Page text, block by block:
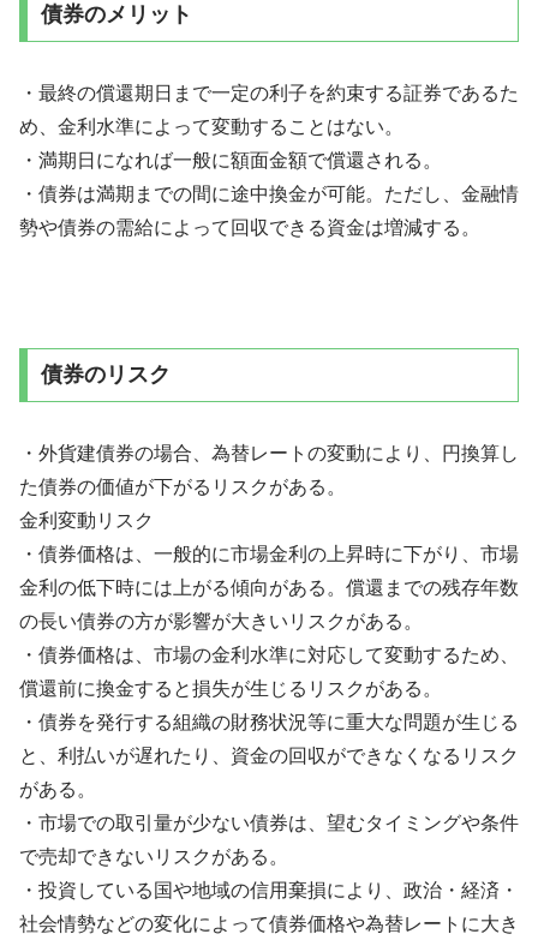
債券のメリット
・最終の償還期日まで一定の利子を約束する証券であるた
め、金利水準によって変動することはない。
・満期日になれば一般に額面金額で償還される。
・債券は満期までの間に途中換金が可能。ただし、金融情
勢や債券の需給によって回収できる資金は増減する。
債券のリスク
・外貨建債券の場合、為替レートの変動により、円換算し
た債券の価値が下がるリスクがある。
金利変動リスク
・債券価格は、一般的に市場金利の上昇時に下がり、市場
金利の低下時には上がる傾向がある。償還までの残存年数
の長い債券の方が影響が大きいリスクがある。
・債券価格は、市場の金利水準に対応して変動するため、
償還前に換金すると損失が生じるリスクがある。
・債券を発行する組織の財務状況等に重大な問題が生じる
と、利払いが遅れたり、資金の回収ができなくなるリスク
がある。
・市場での取引量が少ない債券は、望むタイミングや条件
で売却できないリスクがある。
・投資している国や地域の信用棄損により、政治・経済・
社会情勢などの変化によって債券価格や為替レートに大き